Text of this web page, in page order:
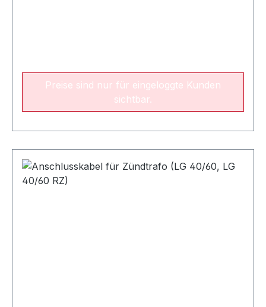
Preise sind nur für eingeloggte Kunden
sichtbar.